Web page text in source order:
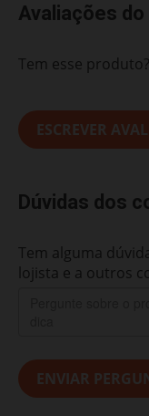
Avaliações
Tem esse
ESCREVER
Dúvidas dos
Tem alguma
lojista e a outros
ENVIAR